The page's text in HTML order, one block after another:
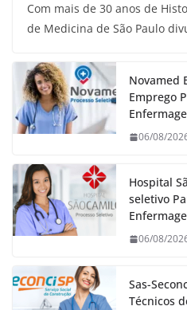
Com mais de 30 anos de
de Medicina de São Paulo
Novamed
Emprego
06/08/
Hospital
seletivo
06/08/
Sas-
Técnicos